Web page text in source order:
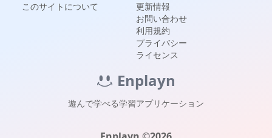
Enplayn
遊んで学べる学習アプリケーション
このサイトについて
更新情報
お問い合わせ
利用規約
プライバシー
ライセンス